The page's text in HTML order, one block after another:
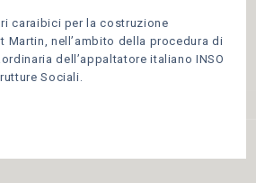
caraibici per la costruzione
Martin, nell’ambito della procedura di
dell’appaltatore italiano INSO
Sociali.